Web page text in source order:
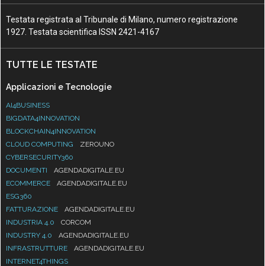
Testata registrata al Tribunale di Milano, numero registrazione
1927. Testata scientifica ISSN 2421-4167
TUTTE LE TESTATE
Applicazioni e Tecnologie
AI4BUSINESS
BIGDATA4INNOVATION
BLOCKCHAIN4INNOVATION
CLOUD COMPUTING
ZEROUNO
CYBERSECURITY360
DOCUMENTI
AGENDADIGITALE.EU
ECOMMERCE
AGENDADIGITALE.EU
ESG360
FATTURAZIONE
AGENDADIGITALE.EU
INDUSTRIA 4.0
CORCOM
INDUSTRY 4.0
AGENDADIGITALE.EU
INFRASTRUTTURE
AGENDADIGITALE.EU
INTERNET4THINGS